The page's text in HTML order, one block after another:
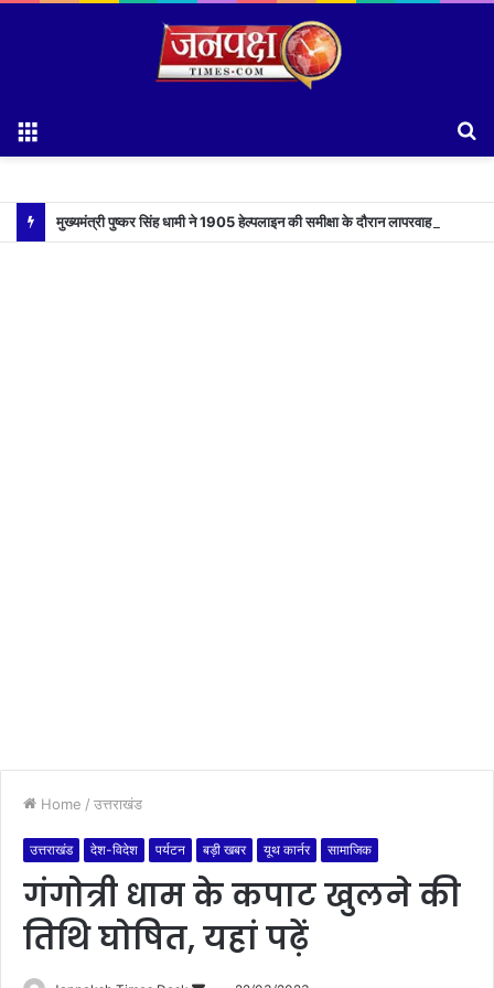
Home / उत्तराखंड
उत्तराखंड देश-विदेश पर्यटन बड़ी खबर यूथ कार्नर सामाजिक
गंगोत्री धाम के कपाट खुलने की
तिथि घोषित, यहां पढ़ें